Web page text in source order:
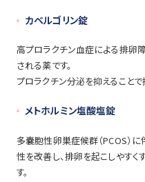
カベルゴリン錠
高プロラクチン血症による排卵
される薬です。
プロラクチン分泌を抑えることで
メトホルミン塩酸塩錠
多嚢胞性卵巣症候群（PCOS）
性を改善し、排卵を起こしやす
す。